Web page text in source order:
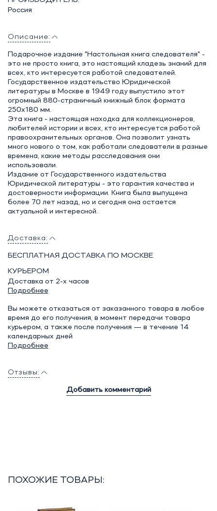
Россия
Описание:
Подарочное издание "Настольная книга следователя" -
это не просто книга, это настоящий кладезь знаний для
всех, кто интересуется работой следователей.
Государственное издательство Юридической
литературы в Москве в 1949 году выпустило этот
огромный 880-страничный книжный блок формата
250х180 мм.
Эта книга - настоящая находка для коллекционеров,
любителей истории и всех, кто интересуется работой
правоохранительных органов. Она позволит узнать
много нового о том, как работали следователи в разные
времена, какие методы расследования они
использовали.
Издание от Государственного издательства
Юридической литературы - это гарантия качества и
достоверности информации. Книга была выпущена
более 70 лет назад, но и сегодня она остается
актуальной и интересной.
Доставка:
БЕСПЛАТНАЯ ДОСТАВКА ПО МОСКВЕ
КУРЬЕРОМ
Доставка от 2-х часов
Подробнее
Вы можете отказаться от заказанного товара в любое
время до его получения, в момент передачи товара
курьером, а также после получения — в течение 14
календарных дней
Подробнее
Отзывы:
Добавить комментарий
ПОХОЖИЕ ТОВАРЫ: